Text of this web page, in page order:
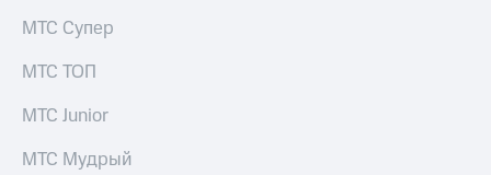
Рынок
Программа
Порядок
МТС Супер
МТС ТОП
МТС Junior
МТС Мудрый